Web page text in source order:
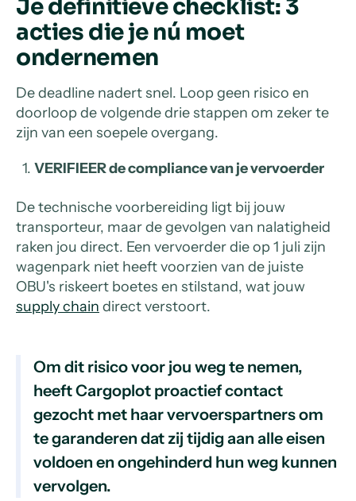
Je definitieve checklist: 3
acties die je nú moet
ondernemen
De deadline nadert snel. Loop geen risico en
doorloop de volgende drie stappen om zeker te
zijn van een soepele overgang.
VERIFIEER de compliance van je vervoerder
De technische voorbereiding ligt bij jouw
transporteur, maar de gevolgen van nalatigheid
raken jou direct. Een vervoerder die op 1 juli zijn
wagenpark niet heeft voorzien van de juiste
OBU's riskeert boetes en stilstand, wat jouw
supply chain direct verstoort.
Om dit risico voor jou weg te nemen,
heeft Cargoplot proactief contact
gezocht met haar vervoerspartners om
te garanderen dat zij tijdig aan alle eisen
voldoen en ongehinderd hun weg kunnen
vervolgen.